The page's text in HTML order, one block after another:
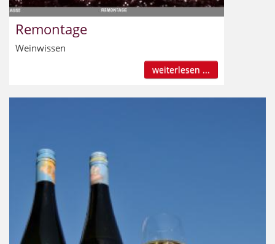
Remontage
Weinwissen
weiterlesen ...